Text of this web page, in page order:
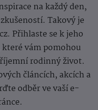
na každý den,
Takový je
Přihlaste se k jeho
vám pomohou
rodinný život.
článcích, akcích a
odběr ve vaší e-